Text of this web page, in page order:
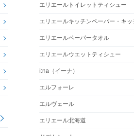
エリエールトイレットティシュー
エリエールキッチンペーパー・キ
エリエールペーパータオル
エリエールウエットティシュー
i:na（イーナ）
エルフォーレ
エルヴェール
エリエール北海道